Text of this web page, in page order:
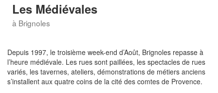
Les Médiévales
à Brignoles
Depuis 1997, le troisième week-end d’Août, Brignoles repasse à
l’heure médiévale. Les rues sont paillées, les spectacles de rues
variés, les tavernes, ateliers, démonstrations de métiers anciens
s’installent aux quatre coins de la cité des comtes de Provence.